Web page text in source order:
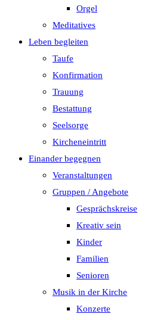
Orgel
Meditatives
Leben begleiten
Taufe
Konfirmation
Trauung
Bestattung
Seelsorge
Kircheneintritt
Einander begegnen
Veranstaltungen
Gruppen / Angebote
Gesprächskreise
Kreativ sein
Kinder
Familien
Senioren
Musik in der Kirche
Konzerte